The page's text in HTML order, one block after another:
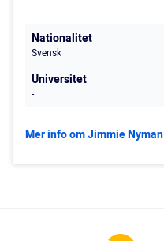
Nationalitet
Svensk
Universitet
-
Mer info om Jimmie Nyman